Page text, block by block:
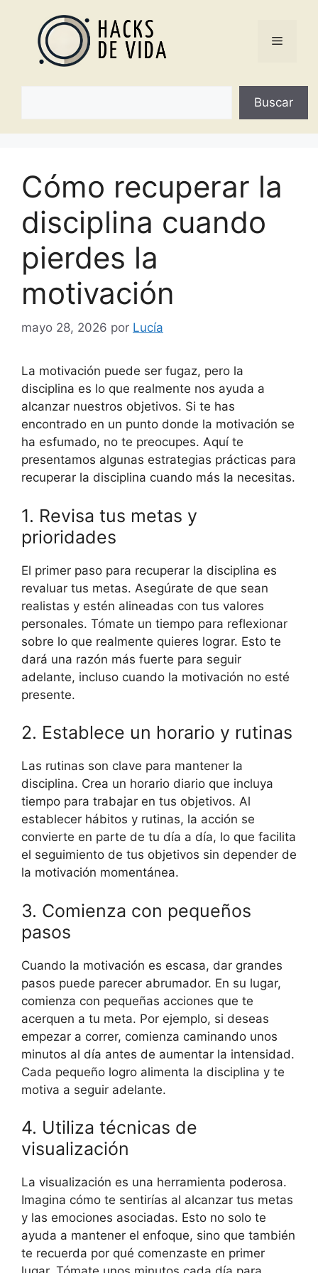
contenido
Menú
Buscar
Cómo recuperar la
disciplina cuando
pierdes la
motivación
mayo 28, 2026 por Lucía
La motivación puede ser fugaz, pero la
disciplina es lo que realmente nos ayuda a
alcanzar nuestros objetivos. Si te has
encontrado en un punto donde la motivación se
ha esfumado, no te preocupes. Aquí te
presentamos algunas estrategias prácticas para
recuperar la disciplina cuando más la necesitas.
1. Revisa tus metas y
prioridades
El primer paso para recuperar la disciplina es
revaluar tus metas. Asegúrate de que sean
realistas y estén alineadas con tus valores
personales. Tómate un tiempo para reflexionar
sobre lo que realmente quieres lograr. Esto te
dará una razón más fuerte para seguir
adelante, incluso cuando la motivación no esté
presente.
2. Establece un horario y rutinas
Las rutinas son clave para mantener la
disciplina. Crea un horario diario que incluya
tiempo para trabajar en tus objetivos. Al
establecer hábitos y rutinas, la acción se
convierte en parte de tu día a día, lo que facilita
el seguimiento de tus objetivos sin depender de
la motivación momentánea.
3. Comienza con pequeños
pasos
Cuando la motivación es escasa, dar grandes
pasos puede parecer abrumador. En su lugar,
comienza con pequeñas acciones que te
acerquen a tu meta. Por ejemplo, si deseas
empezar a correr, comienza caminando unos
minutos al día antes de aumentar la intensidad.
Cada pequeño logro alimenta la disciplina y te
motiva a seguir adelante.
4. Utiliza técnicas de
visualización
La visualización es una herramienta poderosa.
Imagina cómo te sentirías al alcanzar tus metas
y las emociones asociadas. Esto no solo te
ayuda a mantener el enfoque, sino que también
te recuerda por qué comenzaste en primer